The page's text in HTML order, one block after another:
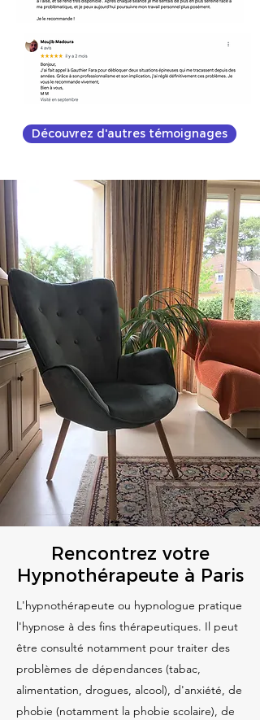
Découvrez d'autres témoignages
Rencontrez votre
Hypnothérapeute à Paris
L'hypnothérapeute ou hypnologue pratique
l'hypnose à des fins thérapeutiques. Il peut
être consulté notamment pour traiter des
problèmes de dépendances (tabac,
alimentation, drogues, alcool), d'anxiété, de
phobie (notamment la phobie scolaire), de